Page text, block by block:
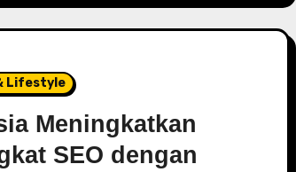
Lifestyle
Meningkatkan
SEO dengan